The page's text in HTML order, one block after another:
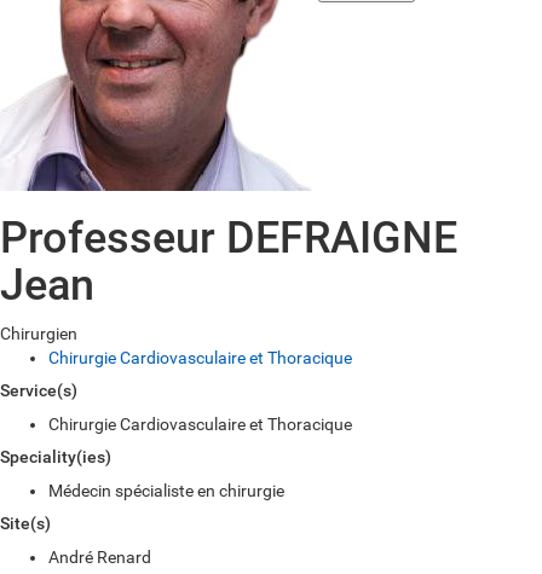
Professeur DEFRAIGNE
Jean
Chirurgien
Chirurgie Cardiovasculaire et Thoracique
Service(s)
Chirurgie Cardiovasculaire et Thoracique
Speciality(ies)
Médecin spécialiste en chirurgie
Site(s)
André Renard